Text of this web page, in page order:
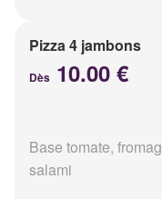
Pizza 4 jambons
Dès 10.00 €
Base tomate,
salami